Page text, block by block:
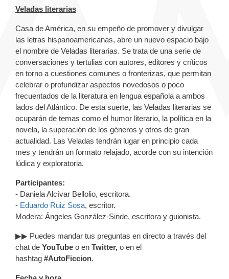
Veladas literarias
Casa de América, en su empeño de promover y divulgar
las letras hispanoamericanas, abre un nuevo espacio bajo
el nombre de Veladas literarias. Se trata de una serie de
conversaciones y tertulias con autores, editores y críticos
en torno a cuestiones comunes o fronterizas, que permitan
celebrar o profundizar aspectos novedosos o poco
frecuentados de la literatura en lengua española a ambos
lados del Atlántico. De esta suerte, las Veladas literarias se
ocuparán de temas como el humor literario, la política en la
novela, la superación de los géneros y otros de gran
actualidad. Las Veladas tendrán lugar en principio cada
mes y tendrán un formato relajado, acorde con su intención
lúdica y exploratoria.
Participantes:
- Daniela Alcívar Bellolio, escritora.
- Eduardo Ruiz Sosa, escritor.
Modera: Ángeles González-Sinde, escritora y guionista.
▶▶ Puedes mandar tus preguntas en directo a través del
chat de YouTube o en Twitter, o en el
hashtag #AutoFiccion.